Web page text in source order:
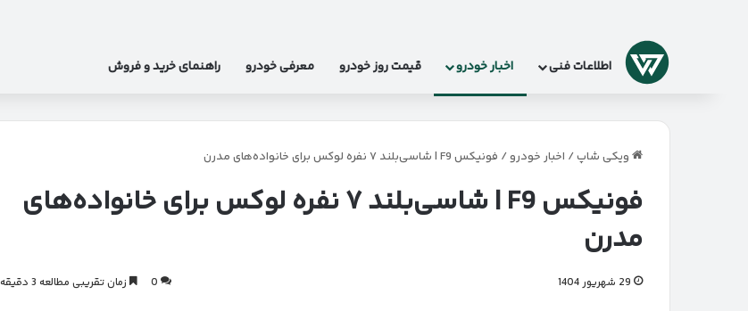
لوگو اطلاعات فنی اخبار خودرو قیمت روز خودرو معرفی خودرو راهنمای خرید و فروش
ویکی شاپ/ اخبار خودرو/ فونیکس F9 | شاسی‌بلند ۷ نفره لوکس برای خانواده‌های مدرن
فونیکس F9 | شاسی‌بلند ۷ نفره لوکس برای خانواده‌های
مدرن
29 شهریور 1404 0 زمان تقریبی مطالعه 3 دقیقه